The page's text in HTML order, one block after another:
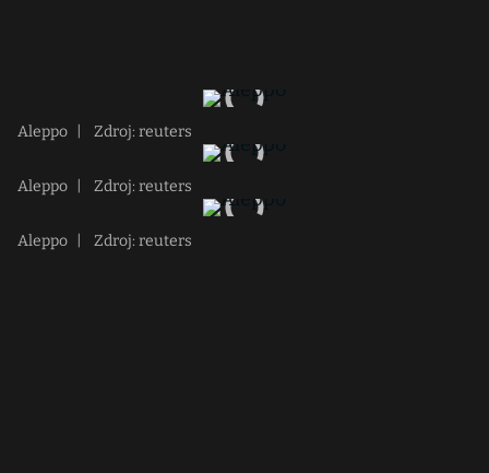
Aleppo Zdroj: reuters
Aleppo Zdroj: reuters
Aleppo Zdroj: reuters